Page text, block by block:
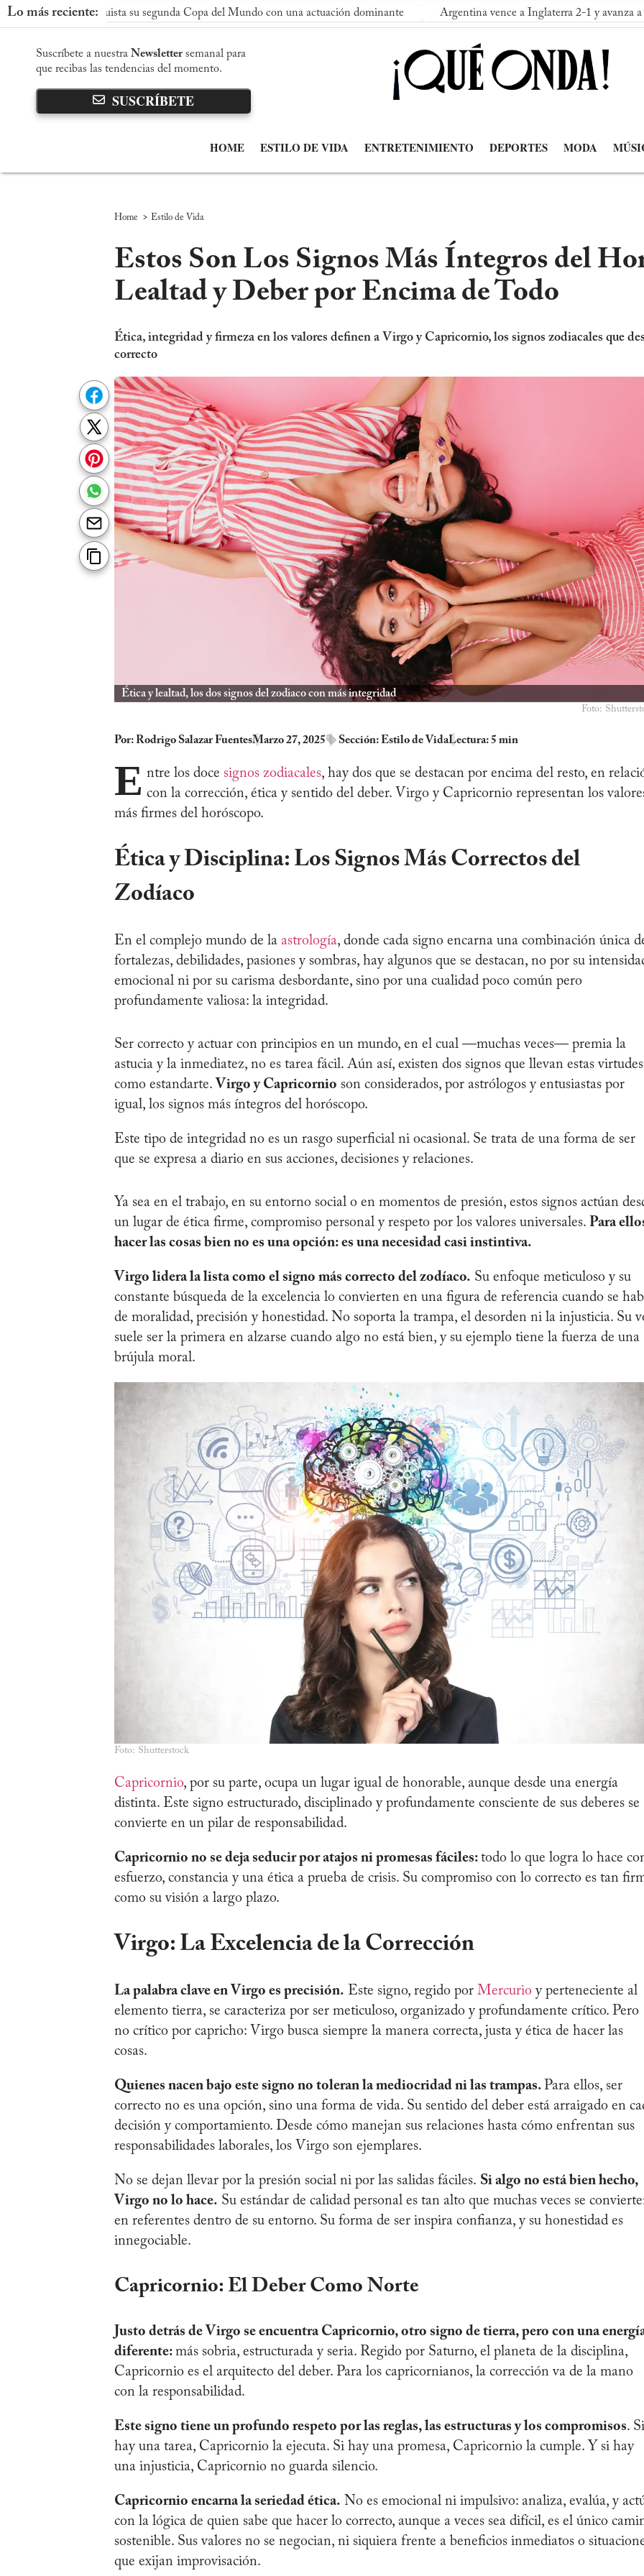
Lo más reciente:
conquista su segunda Copa del Mundo con una actuación dominante Argentina vence a Inglaterra 2-1 y avanza a su
Suscríbete a nuestra Newsletter semanal para
que recibas las tendencias del momento.
SUSCRÍBETE
HOME ESTILO DE VIDA ENTRETENIMIENTO DEPORTES MODA
Home > Estilo de Vida
Estos Son Los Signos Más Íntegros del
Lealtad y Deber por Encima de Todo
Ética, integridad y firmeza en los valores definen a Virgo y Capricornio, los signos zodiacales que
correcto
Ética y lealtad, los dos signos del zodiaco con más integridad
Foto:
Por:Rodrigo Salazar FuentesMarzo 27, 2025 Sección:Estilo de VidaLectura: 5 min
E ntre los doce signos zodiacales, hay dos que se destacan por encima del resto, en
con la corrección, ética y sentido del deber. Virgo y Capricornio representan los
más firmes del horóscopo.
Ética y Disciplina: Los Signos Más Correctos del
Zodíaco
En el complejo mundo de la astrología, donde cada signo encarna una combinación única
fortalezas, debilidades, pasiones y sombras, hay algunos que se destacan, no por su
emocional ni por su carisma desbordante, sino por una cualidad poco común pero
profundamente valiosa: la integridad.
Ser correcto y actuar con principios en un mundo, en el cual —muchas veces— premia la
astucia y la inmediatez, no es tarea fácil. Aún así, existen dos signos que llevan estas virtudes
como estandarte. Virgo y Capricornio son considerados, por astrólogos y entusiastas por
igual, los signos más íntegros del horóscopo.
Este tipo de integridad no es un rasgo superficial ni ocasional. Se trata de una forma de ser
que se expresa a diario en sus acciones, decisiones y relaciones.
Ya sea en el trabajo, en su entorno social o en momentos de presión, estos signos actúan
un lugar de ética firme, compromiso personal y respeto por los valores universales. Para
hacer las cosas bien no es una opción: es una necesidad casi instintiva.
Virgo lidera la lista como el signo más correcto del zodíaco. Su enfoque meticuloso y su
constante búsqueda de la excelencia lo convierten en una figura de referencia cuando se
de moralidad, precisión y honestidad. No soporta la trampa, el desorden ni la injusticia. Su
suele ser la primera en alzarse cuando algo no está bien, y su ejemplo tiene la fuerza de una
brújula moral.
Foto: Shutterstock
Capricornio, por su parte, ocupa un lugar igual de honorable, aunque desde una energía
distinta. Este signo estructurado, disciplinado y profundamente consciente de sus deberes se
convierte en un pilar de responsabilidad.
Capricornio no se deja seducir por atajos ni promesas fáciles: todo lo que logra lo hace
esfuerzo, constancia y una ética a prueba de crisis. Su compromiso con lo correcto es tan
como su visión a largo plazo.
Virgo: La Excelencia de la Corrección
La palabra clave en Virgo es precisión. Este signo, regido por Mercurio y perteneciente al
elemento tierra, se caracteriza por ser meticuloso, organizado y profundamente crítico. Pero
no crítico por capricho: Virgo busca siempre la manera correcta, justa y ética de hacer las
cosas.
Quienes nacen bajo este signo no toleran la mediocridad ni las trampas. Para ellos, ser
correcto no es una opción, sino una forma de vida. Su sentido del deber está arraigado en
decisión y comportamiento. Desde cómo manejan sus relaciones hasta cómo enfrentan sus
responsabilidades laborales, los Virgo son ejemplares.
No se dejan llevar por la presión social ni por las salidas fáciles. Si algo no está bien hecho,
Virgo no lo hace. Su estándar de calidad personal es tan alto que muchas veces se
en referentes dentro de su entorno. Su forma de ser inspira confianza, y su honestidad es
innegociable.
Capricornio: El Deber Como Norte
Justo detrás de Virgo se encuentra Capricornio, otro signo de tierra, pero con una
diferente: más sobria, estructurada y seria. Regido por Saturno, el planeta de la disciplina,
Capricornio es el arquitecto del deber. Para los capricornianos, la corrección va de la mano
con la responsabilidad.
Este signo tiene un profundo respeto por las reglas, las estructuras y los compromisos. Si
hay una tarea, Capricornio la ejecuta. Si hay una promesa, Capricornio la cumple. Y si hay
una injusticia, Capricornio no guarda silencio.
Capricornio encarna la seriedad ética. No es emocional ni impulsivo: analiza, evalúa, y
con la lógica de quien sabe que hacer lo correcto, aunque a veces sea difícil, es el único
sostenible. Sus valores no se negocian, ni siquiera frente a beneficios inmediatos o
que exijan improvisación.